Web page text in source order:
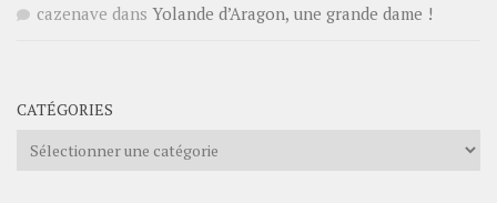
cazenave dans Yolande d’Aragon, une grande dame !
CATÉGORIES
Catégories